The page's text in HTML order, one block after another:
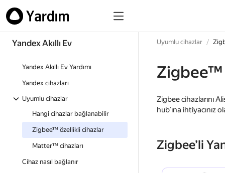
Yandex Akıllı Ev
Yandex Akıllı Ev Yardımı
Yandex cihazları
Uyumlu cihazlar
Hangi cihazlar bağlanabilir
Zigbee™ özellikli cihazlar
Matter™ cihazları
Cihaz nasıl bağlanır
Uyumlu cihazlar
Zigbee™
Zigbee cihazlarını
hub’ına ihtiyacınız
Zigbee’li